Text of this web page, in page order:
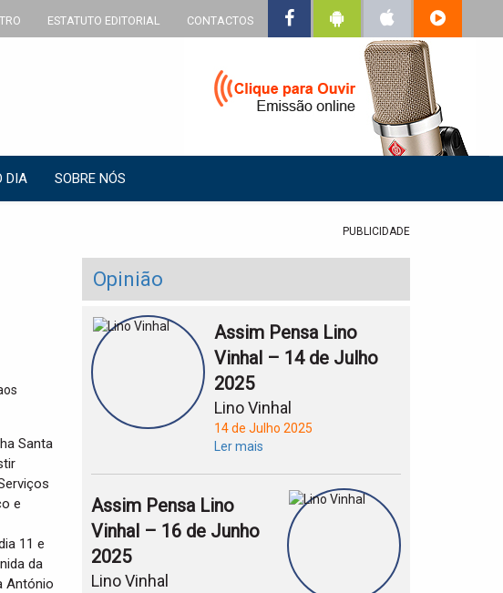
ESTATUTO EDITORIAL CONTACTOS
DIA SOBRE NÓS
Santa
e
11 e
da
António
PUBLICIDADE
Opinião
Assim Pensa Lino
Vinhal – 14 de Julho
2025
Lino Vinhal
14 de Julho 2025
Ler mais
Assim Pensa Lino
Vinhal – 16 de Junho
2025
Lino Vinhal